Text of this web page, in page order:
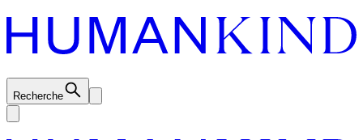
Recherche